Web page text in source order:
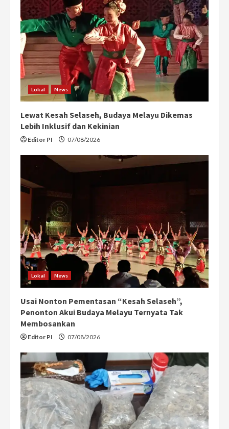
Lokal News
Lewat Kesah Selaseh, Budaya Melayu Dikemas
Lebih Inklusif dan Kekinian
Editor PI 07/08/2026
Lokal News
Usai Nonton Pementasan “Kesah Selaseh”,
Penonton Akui Budaya Melayu Ternyata Tak
Membosankan
Editor PI 07/08/2026